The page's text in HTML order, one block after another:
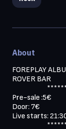
About
FOREPLAY
ROVER BAR
Pre-sale :5€
Door: 7€
Live starts: